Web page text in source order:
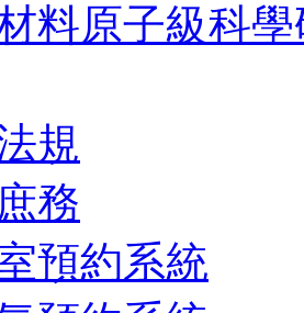
料原子級科
規
務
預約系統